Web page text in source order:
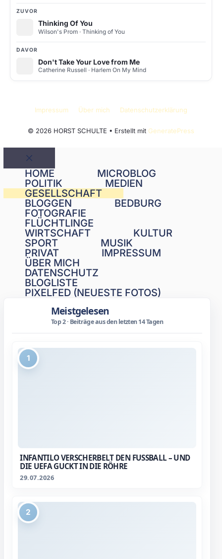
ZUVOR
Thinking Of You
Wilson's Prom · Thinking of You
DAVOR
Don't Take Your Love from Me
Catherine Russell · Harlem On My Mind
Impressum Über mich Datenschutzerklärung
© 2026 HORST SCHULTE • Erstellt mit GeneratePress
Schließen
HOME
MICROBLOG
POLITIK
MEDIEN
GESELLSCHAFT
BLOGGEN
BEDBURG
FOTOGRAFIE
FLÜCHTLINGE
WIRTSCHAFT
KULTUR
SPORT
MUSIK
PRIVAT
IMPRESSUM
ÜBER MICH
DATENSCHUTZ
BLOGLISTE
PIXELFED (NEUESTE FOTOS)
Meistgelesen
Top 2 · Beiträge aus den letzten 14 Tagen
1
INFANTILO VERSCHERBELT DEN FUSSBALL – UND D
IE UEFA GUCKT IN DIE RÖHRE
29.07.2026
2